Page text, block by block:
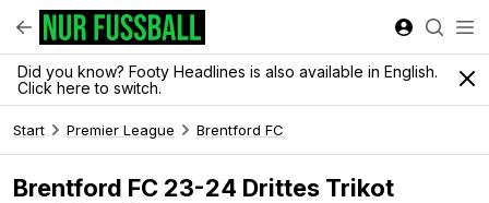
Did you know? Footy Headlines is also available in English.
Click here to switch.
Start Premier League Brentford FC
Brentford FC 23-24 Drittes Trikot